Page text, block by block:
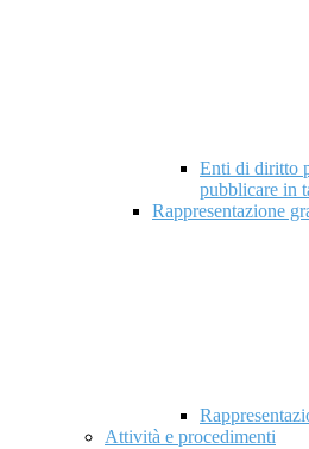
Enti di diritto
pubblicare in
Rappresentazione
Attività e procedimenti